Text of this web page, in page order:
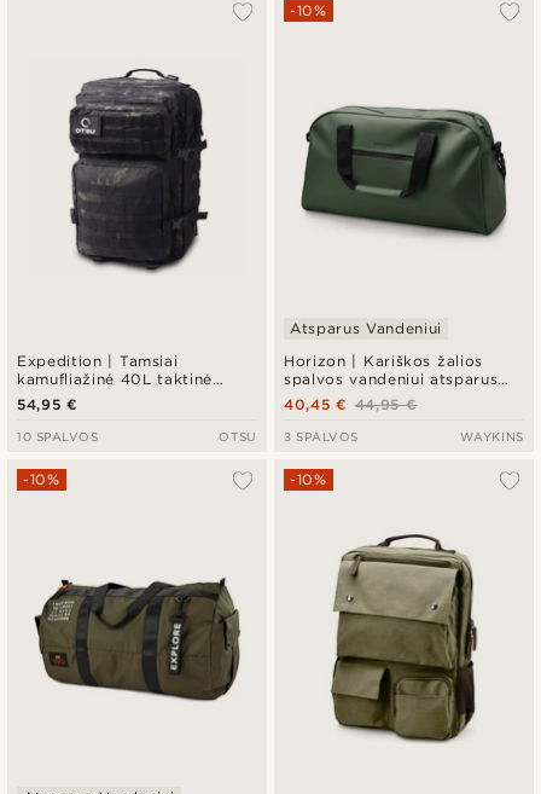
Expedition | Tamsiai
kamufliažinė 40L taktinė
kuprinė su skydeliu
emblemoms
54,95 €
10 SPALVOS OTSU
Horizon | Kariškos žalios
spalvos vandeniui atsparus
kelioninis krepšys
-10%
Atsparus Vandeniui
44,95 €
40,45 €
3 SPALVOS WAYKINS
-10% -10%